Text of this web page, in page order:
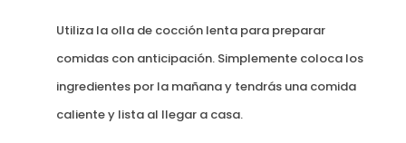
Utiliza la olla de cocción lenta para preparar
comidas con anticipación. Simplemente coloca los
ingredientes por la mañana y tendrás una comida
caliente y lista al llegar a casa.